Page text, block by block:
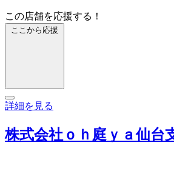
この店舗を応援する！
ここから応援
詳細を見る
株式会社ｏｈ庭ｙａ仙台